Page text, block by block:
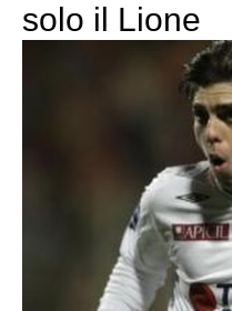
solo il Lione